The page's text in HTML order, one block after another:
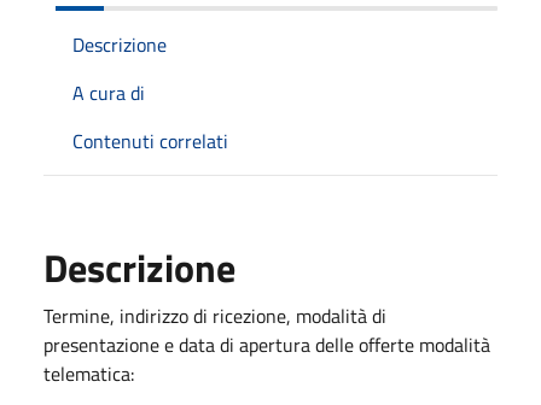
Descrizione
A cura di
Contenuti correlati
Descrizione
Termine, indirizzo di ricezione, modalità di
presentazione e data di apertura delle offerte modalità
telematica: